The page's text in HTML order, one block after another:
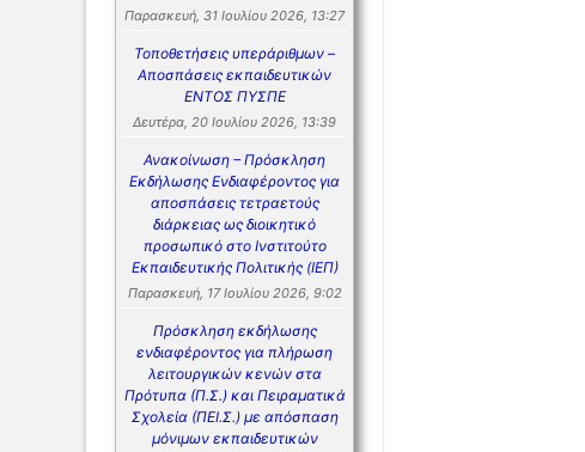
Παρασκευή, 31 Ιουλίου 2026, 13:27
Τοποθετήσεις υπεράριθμων –
Αποσπάσεις εκπαιδευτικών
ΕΝΤΟΣ ΠΥΣΠΕ
Δευτέρα, 20 Ιουλίου 2026, 13:39
Ανακοίνωση – Πρόσκληση
Εκδήλωσης Ενδιαφέροντος για
αποσπάσεις τετραετούς
διάρκειας ως διοικητικό
προσωπικό στο Ινστιτούτο
Εκπαιδευτικής Πολιτικής (ΙΕΠ)
Παρασκευή, 17 Ιουλίου 2026, 9:02
Πρόσκληση εκδήλωσης
ενδιαφέροντος για πλήρωση
λειτουργικών κενών στα
Πρότυπα (Π.Σ.) και Πειραματικά
Σχολεία (ΠΕΙ.Σ.) με απόσπαση
μόνιμων εκπαιδευτικών